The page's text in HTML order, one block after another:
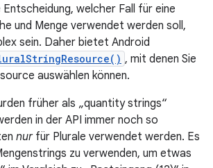
Entscheidung, welcher Fall für eine
und Menge verwendet werden soll,
sein. Daher bietet Android
, mit denen Sie
auswählen können.
früher als „quantity strings“
in der API immer noch so
nurfür Plurale verwendet werden. Es
zu verwenden, um etwas